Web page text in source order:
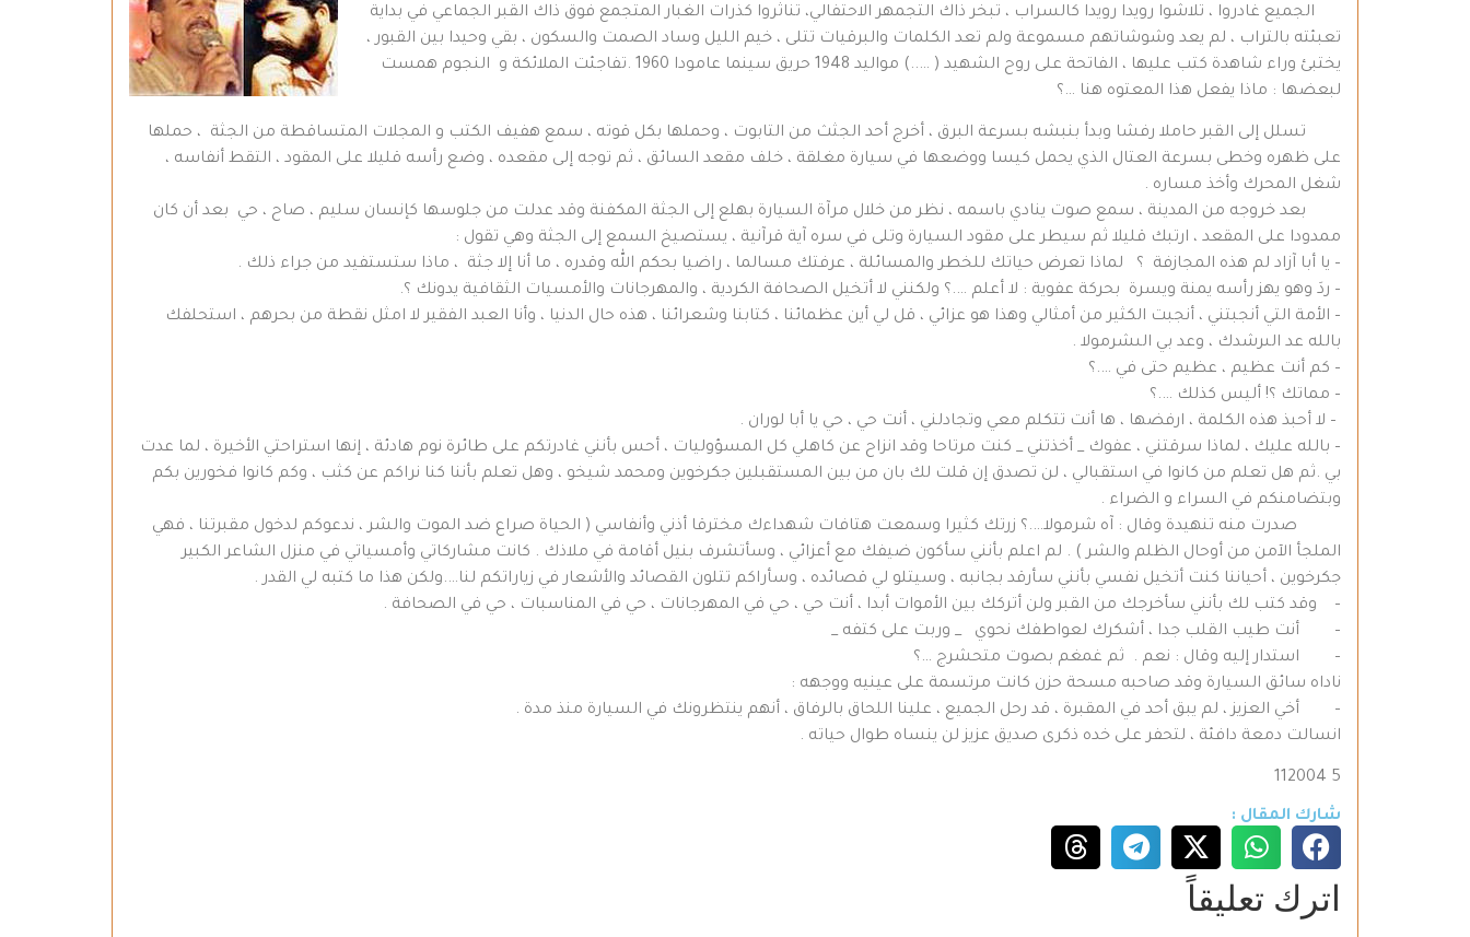
الجميع غادروا ، تلاشوا رويدا رويدا كالسراب ، تبخر ذاك التجمهر الاحتفالي، تناثروا كذرات الغبار المتجمع فوق ذاك القبر الجماعي في بداية
تعبئته بالتراب ، لم يعد وشوشاتهم مسموعة ولم تعد الكلمات والبرقيات تتلى ، خيم الليل وساد الصمت والسكون ، بقي وحيدا بين القبور ،
يختبئ وراء شاهدة كتب عليها ، الفاتحة على روح الشهيد ( …..) مواليد 1948 حريق سينما عامودا 1960 .تفاجئت الملائكة و النجوم همست
لبعضها : ماذا يفعل هذا المعتوه هنا …؟
تسلل إلى القبر حاملا رفشا وبدأ بنبشه بسرعة البرق ، أخرج أحد الجثث من التابوت ، وحملها بكل قوته ، سمع هفيف الكتب و المجلات المتساقطة من الجثة ، حملها
على ظهره وخطى بسرعة العتال الذي يحمل كيسا ووضعها في سيارة مغلقة ، خلف مقعد السائق ، ثم توجه إلى مقعده ، وضع رأسه قليلا على المقود ، التقط أنفاسه ،
شغل المحرك وأخذ مساره .
بعد خروجه من المدينة ، سمع صوت ينادي باسمه ، نظر من خلال مرآة السيارة بهلع إلى الجثة المكفنة وقد عدلت من جلوسها كإنسان سليم ، صاح ، حي بعد أن كان
ممدودا على المقعد ، ارتبك قليلا ثم سيطر على مقود السيارة وتلى في سره آية قرآنية ، يستصيخ السمع إلى الجثة وهي تقول :
– يا أبا آزاد لم هذه المجازفة ؟ لماذا تعرض حياتك للخطر والمسائلة ، عرفتك مسالما ، راضيا بحكم الله وقدره ، ما أنا إلا جثة ، ماذا ستستفيد من جراء ذلك .
– ردَ وهو يهز رأسه يمنة ويسرة بحركة عفوية : لا أعلم ….؟ ولكنني لا أتخيل الصحافة الكردية ، والمهرجانات والأمسيات الثقافية يدونك ؟.
– الأمة التي أنجبتني ، أنجبت الكثير من أمثالي وهذا هو عزائي ، قل لي أين عظمائنا ، كتابنا وشعرائنا ، هذه حال الدنيا ، وأنا العبد الفقير لا امثل نقطة من بحرهم ، استحلفك
بالله عد الىرشدك ، وعد بي الىشرمولا .
– كم أنت عظيم ، عظيم حتى في ….؟
– مماتك ؟! أليس كذلك ….؟
– لا أحبذ هذه الكلمة ، ارفضها ، ها أنت تتكلم معي وتجادلني ، أنت حي ، حي يا أبا لوران .
– بالله عليك ، لماذا سرقتني ، عفوك _ أخذتني _ كنت مرتاحا وقد انزاح عن كاهلي كل المسؤوليات ، أحس بأنني غادرتكم على طائرة نوم هادئة ، إنها استراحتي الأخيرة ، لما عدت
بي .ثم هل تعلم من كانوا في استقبالي ، لن تصدق إن قلت لك بان من بين المستقبلين جكرخوين ومحمد شيخو ، وهل تعلم بأننا كنا نراكم عن كثب ، وكم كانوا فخورين بكم
وبتضامنكم في السراء و الضراء .
صدرت منه تنهيدة وقال : آه شرمولا….؟ زرتك كثيرا وسمعت هتافات شهداءك مخترقا أذني وأنفاسي ( الحياة صراع ضد الموت والشر ، ندعوكم لدخول مقبرتنا ، فهي
الملجأ الآمن من أوحال الظلم والشر ) . لم اعلم بأنني سأكون ضيفك مع أعزائي ، وسأتشرف بنيل أقامة في ملاذك . كانت مشاركاتي وأمسياتي في منزل الشاعر الكبير
جكرخوين ، أحياننا كنت أتخيل نفسي بأنني سأرقد بجانبه ، وسيتلو لي قصائده ، وسأراكم تتلون القصائد والأشعار في زياراتكم لنا….ولكن هذا ما كتبه لي القدر .
– وقد كتب لك بأنني سأخرجك من القبر ولن أتركك بين الأموات أبدا ، أنت حي ، حي في المهرجانات ، حي في المناسبات ، حي في الصحافة .
– أنت طيب القلب جدا ، أشكرك لعواطفك نحوي _ وربت على كتفه _
– استدار إليه وقال : نعم . ثم غمغم بصوت متحشرج …؟
ناداه سائق السيارة وقد صاحبه مسحة حزن كانت مرتسمة على عينيه ووجهه :
– أخي العزيز ، لم يبق أحد في المقبرة ، قد رحل الجميع ، علينا اللحاق بالرفاق ، أنهم ينتظرونك في السيارة منذ مدة .
انسالت دمعة دافئة ، لتحفر على خده ذكرى صديق عزيز لن ينساه طوال حياته .
5 112004
شارك المقال :
اترك تعليقاً